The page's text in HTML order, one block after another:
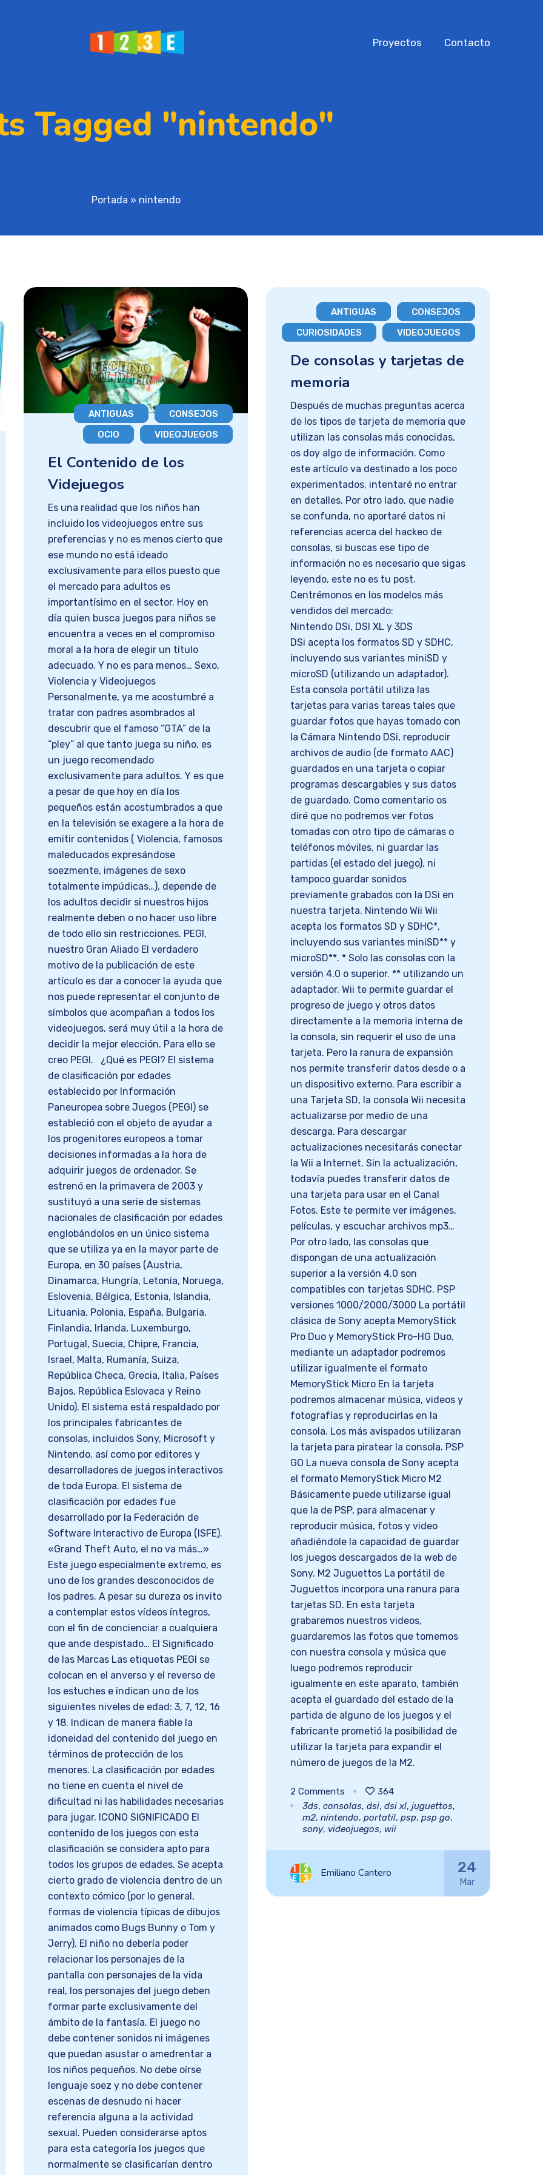
Proyectos Contacto
Tagged "nintendo"
Portada » nintendo
ANTIGUAS
CONSEJOS
OCIO
VIDEOJUEGOS
El Contenido de los
Videjuegos
Es una realidad que los niños han
incluido los videojuegos entre sus
preferencias y no es menos cierto que
ese mundo no está ideado
exclusivamente para ellos puesto que
el mercado para adultos es
importantísimo en el sector. Hoy en
día quien busca juegos para niños se
encuentra a veces en el compromiso
moral a la hora de elegir un título
adecuado. Y no es para menos… Sexo,
Violencia y Videojuegos
Personalmente, ya me acostumbré a
tratar con padres asombrados al
descubrir que el famoso “GTA” de la
“pley” al que tanto juega su niño, es
un juego recomendado
exclusivamente para adultos. Y es que
a pesar de que hoy en día los
pequeños están acostumbrados a que
en la televisión se exagere a la hora de
emitir contenidos ( Violencia, famosos
maleducados expresándose
soezmente, imágenes de sexo
totalmente impúdicas…), depende de
los adultos decidir si nuestros hijos
realmente deben o no hacer uso libre
de todo ello sin restricciones. PEGI,
nuestro Gran Aliado El verdadero
motivo de la publicación de este
artículo es dar a conocer la ayuda que
nos puede representar el conjunto de
símbolos que acompañan a todos los
videojuegos, será muy útil a la hora de
decidir la mejor elección. Para ello se
creo PEGI. ¿Qué es PEGI? El sistema
de clasificación por edades
establecido por Información
Paneuropea sobre Juegos (PEGI) se
estableció con el objeto de ayudar a
los progenitores europeos a tomar
decisiones informadas a la hora de
adquirir juegos de ordenador. Se
estrenó en la primavera de 2003 y
sustituyó a una serie de sistemas
nacionales de clasificación por edades
englobándolos en un único sistema
que se utiliza ya en la mayor parte de
Europa, en 30 países (Austria,
Dinamarca, Hungría, Letonia, Noruega,
Eslovenia, Bélgica, Estonia, Islandia,
Lituania, Polonia, España, Bulgaria,
Finlandia, Irlanda, Luxemburgo,
Portugal, Suecia, Chipre, Francia,
Israel, Malta, Rumanía, Suiza,
República Checa, Grecia, Italia, Países
Bajos, República Eslovaca y Reino
Unido). El sistema está respaldado por
los principales fabricantes de
consolas, incluidos Sony, Microsoft y
Nintendo, así como por editores y
desarrolladores de juegos interactivos
de toda Europa. El sistema de
clasificación por edades fue
desarrollado por la Federación de
Software Interactivo de Europa (ISFE).
«Grand Theft Auto, el no va más…»
Este juego especialmente extremo, es
uno de los grandes desconocidos de
los padres. A pesar su dureza os invito
a contemplar estos vídeos íntegros,
con el fin de concienciar a cualquiera
que ande despistado… El Significado
de las Marcas Las etiquetas PEGI se
colocan en el anverso y el reverso de
los estuches e indican uno de los
siguientes niveles de edad: 3, 7, 12, 16
y 18. Indican de manera fiable la
idoneidad del contenido del juego en
términos de protección de los
menores. La clasificación por edades
no tiene en cuenta el nivel de
dificultad ni las habilidades necesarias
para jugar. ICONO SIGNIFICADO El
contenido de los juegos con esta
clasificación se considera apto para
todos los grupos de edades. Se acepta
cierto grado de violencia dentro de un
contexto cómico (por lo general,
formas de violencia típicas de dibujos
animados como Bugs Bunny o Tom y
Jerry). El niño no debería poder
relacionar los personajes de la
pantalla con personajes de la vida
real, los personajes del juego deben
formar parte exclusivamente del
ámbito de la fantasía. El juego no
debe contener sonidos ni imágenes
que puedan asustar o amedrentar a
los niños pequeños. No debe oírse
lenguaje soez y no debe contener
escenas de desnudo ni hacer
referencia alguna a la actividad
sexual. Pueden considerarse aptos
para esta categoría los juegos que
normalmente se clasificarían dentro
ANTIGUAS
CONSEJOS
CURIOSIDADES
VIDEOJUEGOS
De consolas y tarjetas de
memoria
Después de muchas preguntas acerca
de los tipos de tarjeta de memoria que
utilizan las consolas más conocidas,
os doy algo de información. Como
este artículo va destinado a los poco
experimentados, intentaré no entrar
en detalles. Por otro lado, que nadie
se confunda, no aportaré datos ni
referencias acerca del hackeo de
consolas, si buscas ese tipo de
información no es necesario que sigas
leyendo, este no es tu post.
Centrémonos en los modelos más
vendidos del mercado:
Nintendo DSi, DSI XL y 3DS
DSi acepta los formatos SD y SDHC,
incluyendo sus variantes miniSD y
microSD (utilizando un adaptador).
Esta consola portátil utiliza las
tarjetas para varias tareas tales que
guardar fotos que hayas tomado con
la Cámara Nintendo DSi, reproducir
archivos de audio (de formato AAC)
guardados en una tarjeta o copiar
programas descargables y sus datos
de guardado. Como comentario os
diré que no podremos ver fotos
tomadas con otro tipo de cámaras o
teléfonos móviles, ni guardar las
partidas (el estado del juego), ni
tampoco guardar sonidos
previamente grabados con la DSi en
nuestra tarjeta. Nintendo Wii Wii
acepta los formatos SD y SDHC*,
incluyendo sus variantes miniSD** y
microSD**. * Solo las consolas con la
versión 4.0 o superior. ** utilizando un
adaptador. Wii te permite guardar el
progreso de juego y otros datos
directamente a la memoria interna de
la consola, sin requerir el uso de una
tarjeta. Pero la ranura de expansión
nos permite transferir datos desde o a
un dispositivo externo. Para escribir a
una Tarjeta SD, la consola Wii necesita
actualizarse por medio de una
descarga. Para descargar
actualizaciones necesitarás conectar
la Wii a Internet. Sin la actualización,
todavía puedes transferir datos de
una tarjeta para usar en el Canal
Fotos. Este te permite ver imágenes,
películas, y escuchar archivos mp3…
Por otro lado, las consolas que
dispongan de una actualización
superior a la versión 4.0 son
compatibles con tarjetas SDHC. PSP
versiones 1000/2000/3000 La portátil
clásica de Sony acepta MemoryStick
Pro Duo y MemoryStick Pro-HG Duo,
mediante un adaptador podremos
utilizar igualmente el formato
MemoryStick Micro En la tarjeta
podremos almacenar música, videos y
fotografías y reproducirlas en la
consola. Los más avispados utilizaran
la tarjeta para piratear la consola. PSP
GO La nueva consola de Sony acepta
el formato MemoryStick Micro M2
Básicamente puede utilizarse igual
que la de PSP, para almacenar y
reproducir música, fotos y video
añadiéndole la capacidad de guardar
los juegos descargados de la web de
Sony. M2 Juguettos La portátil de
Juguettos incorpora una ranura para
tarjetas SD. En esta tarjeta
grabaremos nuestros videos,
guardaremos las fotos que tomemos
con nuestra consola y música que
luego podremos reproducir
igualmente en este aparato, también
acepta el guardado del estado de la
partida de alguno de los juegos y el
fabricante prometió la posibilidad de
utilizar la tarjeta para expandir el
número de juegos de la M2.
2 Comments
364
3ds, consolas, dsi, dsi xl, juguettos,
m2, nintendo, portatil, psp, psp go,
sony, videojuegos, wii
Emiliano Cantero 24
Mar